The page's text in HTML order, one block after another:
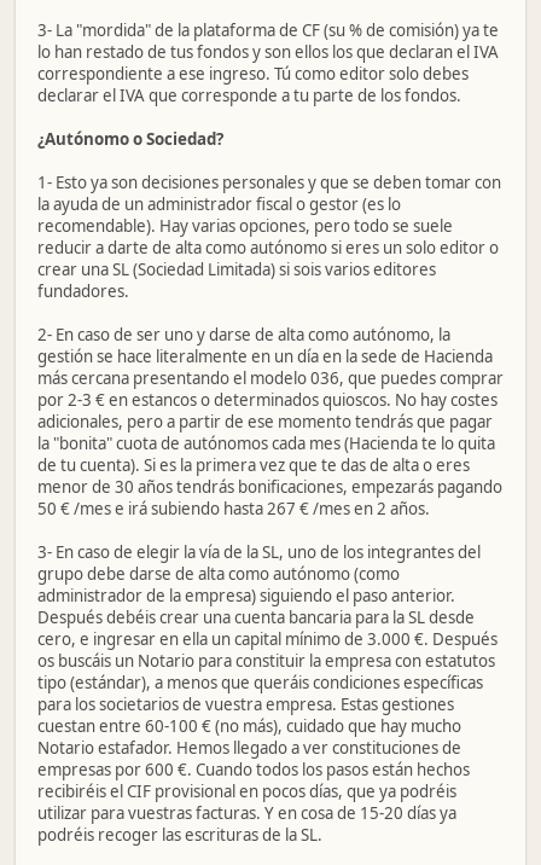
3- La "mordida" de la plataforma de CF (su % de comisión) ya te
lo han restado de tus fondos y son ellos los que declaran el IVA
correspondiente a ese ingreso. Tú como editor solo debes
declarar el IVA que corresponde a tu parte de los fondos.
¿Autónomo o Sociedad?
1- Esto ya son decisiones personales y que se deben tomar con
la ayuda de un administrador fiscal o gestor (es lo
recomendable). Hay varias opciones, pero todo se suele
reducir a darte de alta como autónomo si eres un solo editor o
crear una SL (Sociedad Limitada) si sois varios editores
fundadores.
2- En caso de ser uno y darse de alta como autónomo, la
gestión se hace literalmente en un día en la sede de Hacienda
más cercana presentando el modelo 036, que puedes comprar
por 2-3 € en estancos o determinados quioscos. No hay costes
adicionales, pero a partir de ese momento tendrás que pagar
la "bonita" cuota de autónomos cada mes (Hacienda te lo quita
de tu cuenta). Si es la primera vez que te das de alta o eres
menor de 30 años tendrás bonificaciones, empezarás pagando
50 € /mes e irá subiendo hasta 267 € /mes en 2 años.
3- En caso de elegir la vía de la SL, uno de los integrantes del
grupo debe darse de alta como autónomo (como
administrador de la empresa) siguiendo el paso anterior.
Después debéis crear una cuenta bancaria para la SL desde
cero, e ingresar en ella un capital mínimo de 3.000 €. Después
os buscáis un Notario para constituir la empresa con estatutos
tipo (estándar), a menos que queráis condiciones específicas
para los societarios de vuestra empresa. Estas gestiones
cuestan entre 60-100 € (no más), cuidado que hay mucho
Notario estafador. Hemos llegado a ver constituciones de
empresas por 600 €. Cuando todos los pasos están hechos
recibiréis el CIF provisional en pocos días, que ya podréis
utilizar para vuestras facturas. Y en cosa de 15-20 días ya
podréis recoger las escrituras de la SL.